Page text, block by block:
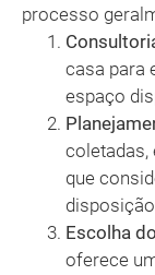
processo
casa para
espaço
coletadas,
que
Escolha
oferece